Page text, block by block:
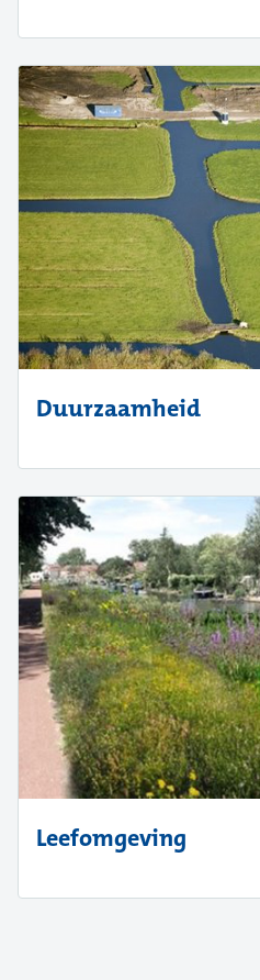
Duurzaamheid
Leefomgeving